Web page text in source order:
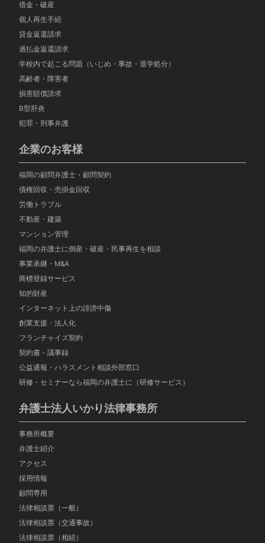
借金・破産
個人再生手続
貸金返還請求
過払金返還請求
学校内で起こる問題（いじめ・事故・退学処分）
高齢者・障害者
損害賠償請求
B型肝炎
犯罪・刑事弁護
企業のお客様
福岡の顧問弁護士・顧問契約
債権回収・売掛金回収
労働トラブル
不動産・建築
マンション管理
福岡の弁護士に倒産・破産・民事再生を相談
事業承継・M&A
商標登録サービス
知的財産
インターネット上の誹謗中傷
創業支援・法人化
フランチャイズ契約
契約書・議事録
公益通報・ハラスメント相談外部窓口
研修・セミナーなら福岡の弁護士に（研修サービス）
弁護士法人いかり法律事務所
事務所概要
弁護士紹介
アクセス
採用情報
顧問専用
法律相談票（一般）
法律相談票（交通事故）
法律相談票（相続）